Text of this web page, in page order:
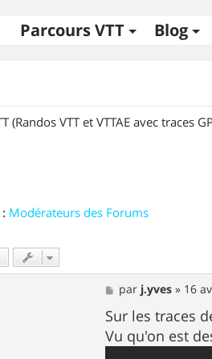
Parcours VTT Blog
(Randos VTT et VTTAE avec traces
Modérateurs des Forums
M
e
s
s
a
par j.yves » 16
Sur les traces
Vu qu'on est